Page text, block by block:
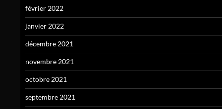
février 2022
janvier 2022
décembre 2021
novembre 2021
octobre 2021
septembre 2021